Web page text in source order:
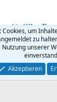
- Hilfe +
XenForo ® © 2010-
Cookies, um
zu
unserer
Akzeptieren